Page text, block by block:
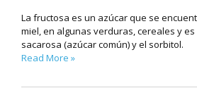
La fructosa es un azúcar que se
miel, en algunas verduras, cereales y
sacarosa (azúcar común) y el sorbitol.
Read More »